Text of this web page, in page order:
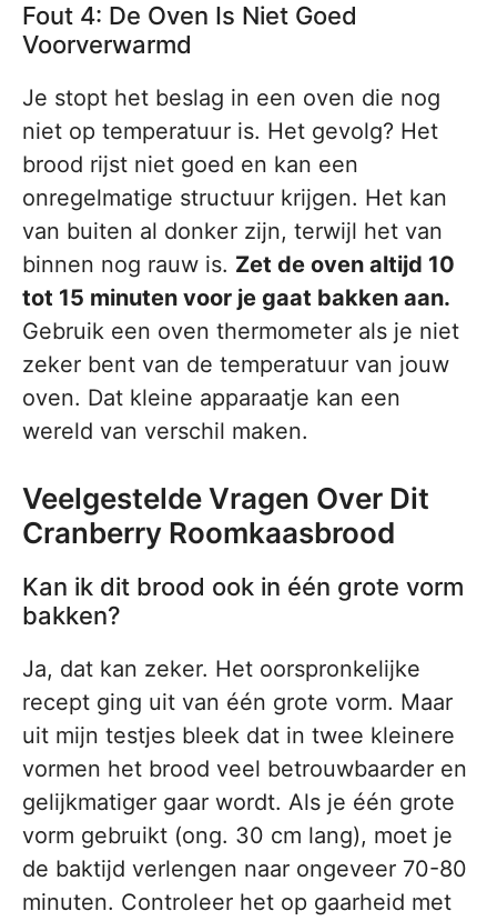
Fout 4: De Oven Is Niet Goed
Voorverwarmd
Je stopt het beslag in een oven die nog
niet op temperatuur is. Het gevolg? Het
brood rijst niet goed en kan een
onregelmatige structuur krijgen. Het kan
van buiten al donker zijn, terwijl het van
binnen nog rauw is. Zet de oven altijd 10
tot 15 minuten voor je gaat bakken aan.
Gebruik een oven thermometer als je niet
zeker bent van de temperatuur van jouw
oven. Dat kleine apparaatje kan een
wereld van verschil maken.
Veelgestelde Vragen Over Dit
Cranberry Roomkaasbrood
Kan ik dit brood ook in één grote vorm
bakken?
Ja, dat kan zeker. Het oorspronkelijke
recept ging uit van één grote vorm. Maar
uit mijn testjes bleek dat in twee kleinere
vormen het brood veel betrouwbaarder en
gelijkmatiger gaar wordt. Als je één grote
vorm gebruikt (ong. 30 cm lang), moet je
de baktijd verlengen naar ongeveer 70-80
minuten. Controleer het op gaarheid met